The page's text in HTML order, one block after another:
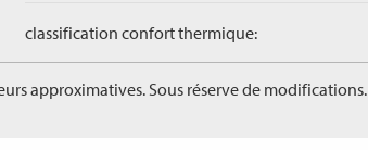
classification confort thermique:
approximatives. Sous réserve de modifications.